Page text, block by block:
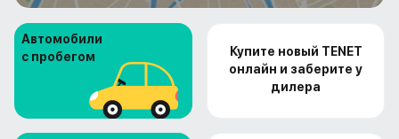
Автомобили
с пробегом
Купите новый TENET
онлайн и заберите у
дилера